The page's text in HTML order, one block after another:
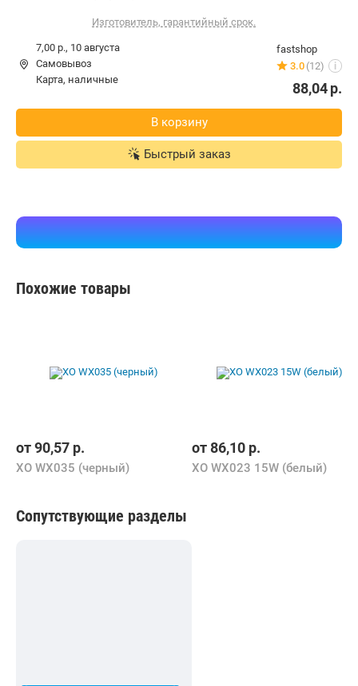
Изготовитель, гарантийный срок.
fastshop
3.0 (12) i
7,00 р., 10 августа
Самовывоз
карта, наличные
88,04р.
В корзину
Быстрый заказ
Похожие товары
от90,57 р.
XO WX035 (черный)
от86,10 р.
XO WX023 15W (белый)
Сопутствующие разделы